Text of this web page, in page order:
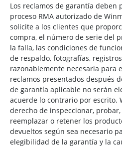
Los reclamos de garantía deben
proceso RMA autorizado de
solicite a los clientes que
compra, el número de serie del
la falla, las condiciones de
de respaldo, fotografías,
razonablemente necesaria para
reclamos presentados después
de garantía aplicable no serán
acuerde lo contrario por escrito.
derecho de inspeccionar,
reemplazar o retener los
devueltos según sea necesario
elegibilidad de la garantía y la